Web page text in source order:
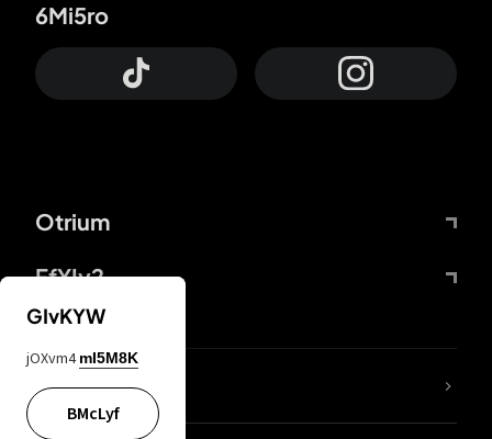
Otrium
FfYIy2
6Mi5ro
ZbBJcb
GIvKYW
jOXvm4 mI5M8K
BMcLyf